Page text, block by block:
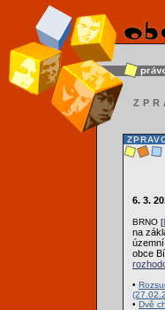
6. 3.
BRNO [
na
obce
•
• Dvě